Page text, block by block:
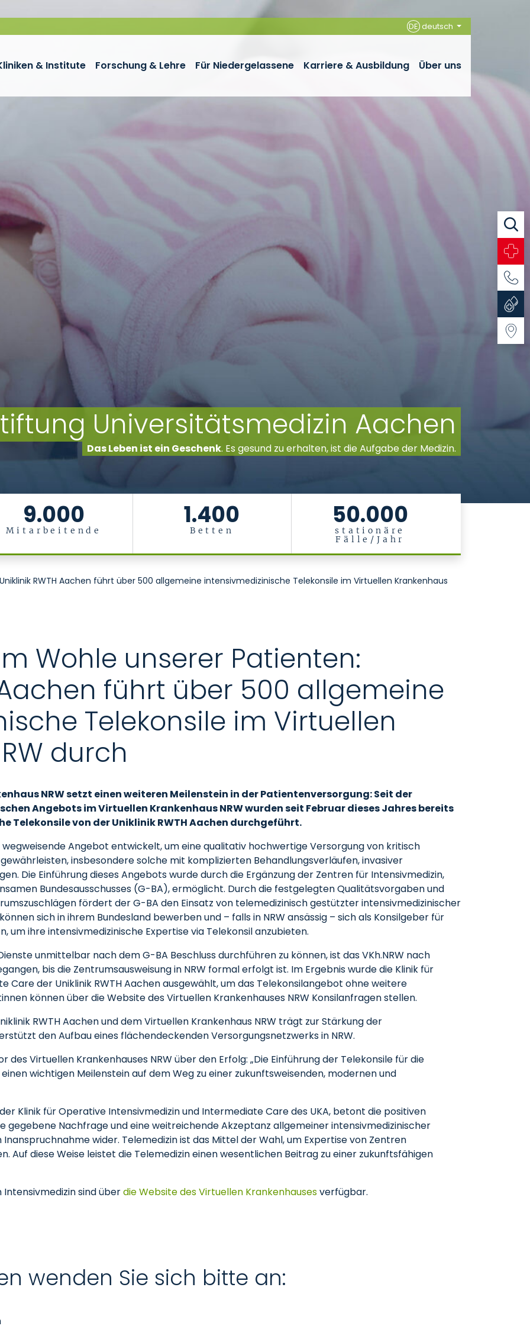
Universitätsmedizin Aachen
Das Leben ist ein Geschenk. Es gesund zu erhalten, ist die Aufgabe der Medizin.
9.000
Mitarbeitende
1.400
Betten
50.000
stationäre
Fälle/Jahr
DEdeutsch
& Institute Forschung & Lehre Für Niedergelassene Karriere & Ausbildung Über uns
Notfall
RWTH Aachen führt über 500 allgemeine intensivmedizinische Telekonsile im Virtuellen Krankenhaus
Wohle unserer Patienten:
Aachen führt über 500 allgemeine
Telekonsile im Virtuellen
durch
NRW setzt einen weiteren Meilenstein in der Patientenversorgung: Seit der
Angebots im Virtuellen Krankenhaus NRW wurden seit Februar dieses Jahres bereits
Telekonsile von der Uniklinik RWTH Aachen durchgeführt.
wegweisende Angebot entwickelt, um eine qualitativ hochwertige Versorgung von kritisch
insbesondere solche mit komplizierten Behandlungsverläufen, invasiver
Die Einführung dieses Angebots wurde durch die Ergänzung der Zentren für Intensivmedizin,
Bundesausschusses (G-BA), ermöglicht. Durch die festgelegten Qualitätsvorgaben und
fördert der G-BA den Einsatz von telemedizinisch gestützter intensivmedizinischer
sich in ihrem Bundesland bewerben und – falls in NRW ansässig – sich als Konsilgeber für
um ihre intensivmedizinische Expertise via Telekonsil anzubieten.
unmittelbar nach dem G-BA Beschluss durchführen zu können, ist das VKh.NRW nach
bis die Zentrumsausweisung in NRW formal erfolgt ist. Im Ergebnis wurde die Klinik für
Care der Uniklinik RWTH Aachen ausgewählt, um das Telekonsilangebot ohne weitere
können über die Website des Virtuellen Krankenhauses NRW Konsilanfragen stellen.
RWTH Aachen und dem Virtuellen Krankenhaus NRW trägt zur Stärkung der
den Aufbau eines flächendeckenden Versorgungsnetzwerks in NRW.
des Virtuellen Krankenhauses NRW über den Erfolg: „Die Einführung der Telekonsile für die
wichtigen Meilenstein auf dem Weg zu einer zukunftsweisenden, modernen und
Klinik für Operative Intensivmedizin und Intermediate Care des UKA, betont die positiven
gegebene Nachfrage und eine weitreichende Akzeptanz allgemeiner intensivmedizinischer
wider. Telemedizin ist das Mittel der Wahl, um Expertise von Zentren
Auf diese Weise leistet die Telemedizin einen wesentlichen Beitrag zu einer zukunftsfähigen
sind überdie Website des Virtuellen Krankenhausesverfügbar.
wenden Sie sich bitte an: